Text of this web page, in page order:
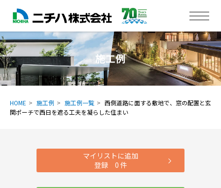
施工例
HOME 施工例 施工例一覧
西側道路に面する敷地で、窓の配置と玄
関ポーチで西日を遮る工夫を凝らした住まい
マイリストに追加
登録 0 件